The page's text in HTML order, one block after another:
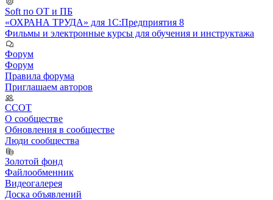
Soft по ОТ и ПБ
«ОХРАНА ТРУДА» для 1С:Предприятия 8
Фильмы и электронные курсы для обучения и инструктажа
Форум
Форум
Правила форума
Приглашаем авторов
ССОТ
О сообществе
Обновления в сообществе
Люди сообщества
Золотой фонд
Файлообменник
Видеогалерея
Доска объявлений